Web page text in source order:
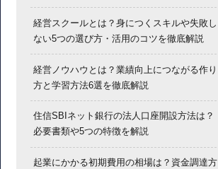
経営スクールとは？身につくスキルや失敗し
ない5つの選び方・活用のコツを徹底解説
経営ノウハウとは？業績向上につながる作り
方と学習方法6選を徹底解説
住信SBIネット銀行の法人口座開設方法は？
必要書類や5つの特徴を解説
起業にかかる初期費用の相場は？資金調達方